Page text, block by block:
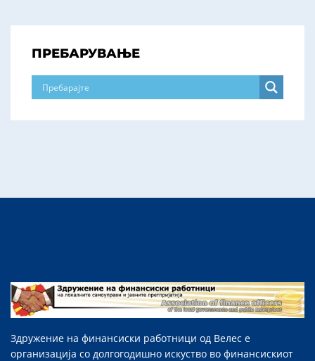
ПРЕБАРУВАЊЕ
Здружение на финансиски работници од Велес е
организација со долгогодишно искуство во финансискиот